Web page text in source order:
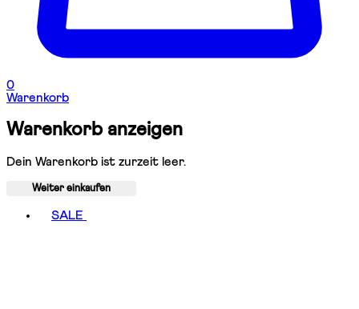
0
Warenkorb
Warenkorb anzeigen
Dein Warenkorb ist zurzeit leer.
Weiter einkaufen
SALE